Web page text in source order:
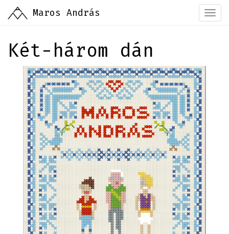
Ugrás
Maros András
Két-három dán